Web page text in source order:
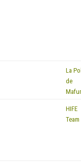
La
de
HIFE
Team